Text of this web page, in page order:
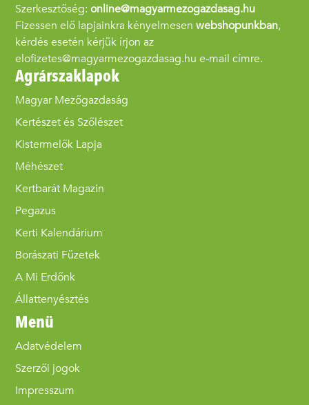
Szerkesztőség:online@magyarmezogazdasag.hu
Fizessen elő lapjainkra kényelmesenwebshopunkban,
kérdés esetén kérjük írjon az
elofizetes@magyarmezogazdasag.hu e-mail címre.
Agrárszaklapok
Magyar Mezőgazdaság
Kertészet és Szőlészet
Kistermelők Lapja
Méhészet
Kertbarát Magazin
Pegazus
Kerti Kalendárium
Borászati Füzetek
A Mi Erdőnk
Állattenyésztés
Menü
Adatvédelem
Szerzői jogok
Impresszum